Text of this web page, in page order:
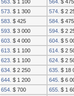
563. $ 1 100 564. $ 475
573. $ 1 300 574. $ 2
583. $ 425 584. $ 475
593. $ 3 000 594. $ 2
603. $ 4 000 604. $ 5
613. $ 1 100 614. $ 2
623. $ 1 100 624. $ 2
634. $ 2 250 635. $ 18
644. $ 1 200 645. $ 6
654. $ 700 655. $ 1